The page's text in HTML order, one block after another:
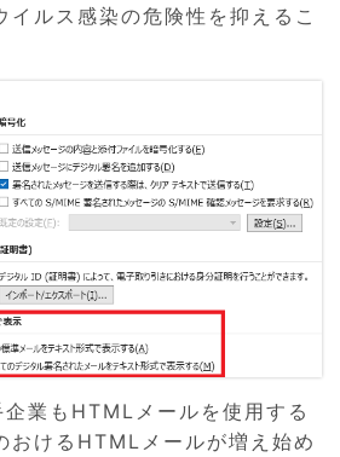
イルス感染の危険性を抑えるこ
業もHTMLメールを使用する
おけるHTMLメールが増え始め